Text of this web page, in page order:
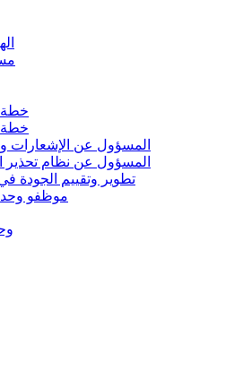
خطة
خطة
المسؤول عن الإشعارات
المسؤول عن نظام تحذير
تطوير وتقييم الجودة
موظفو